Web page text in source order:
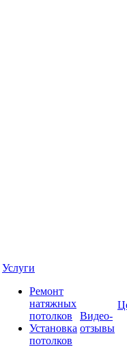
Услуги
Ремонт
натяжных
потолков
Установка
потолков
Видео-
отзывы